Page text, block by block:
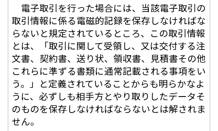
電子取引を行った場合には、当該電子取引の
取引情報に係る電磁的記録を保存しなければな
らないと規定されているところ、この取引情報
とは、「取引に関して受領し、又は交付する注
文書、契約書、送り状、領収書、見積書その他
これらに準ずる書類に通常記載される事項をい
う。」と定義されていることからも明らかなよ
うに、必ずしも相手方とやり取りしたデータそ
のものを保存しなければならないとは解されま
せん。